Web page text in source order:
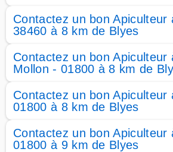
Contactez un bon Apiculteur
38460 à 8 km de Blyes
Contactez un bon Apiculteur
Mollon - 01800 à 8 km de
Contactez un bon Apiculteur
01800 à 8 km de Blyes
Contactez un bon Apiculteur
01800 à 9 km de Blyes